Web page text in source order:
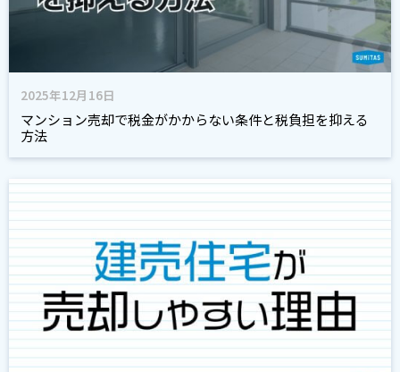
2025年12月16日
マンション売却で税金がかからない条件と税負担を抑える
方法